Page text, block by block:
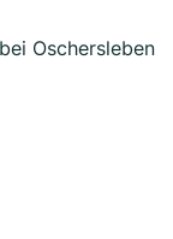
Oschersleben